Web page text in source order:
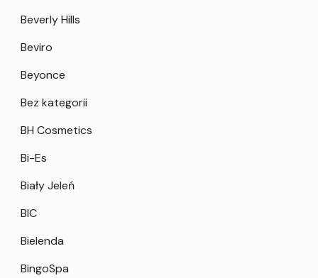
Beverly Hills
Beviro
Beyonce
Bez kategorii
BH Cosmetics
Bi-Es
Biały Jeleń
BIC
Bielenda
BingoSpa